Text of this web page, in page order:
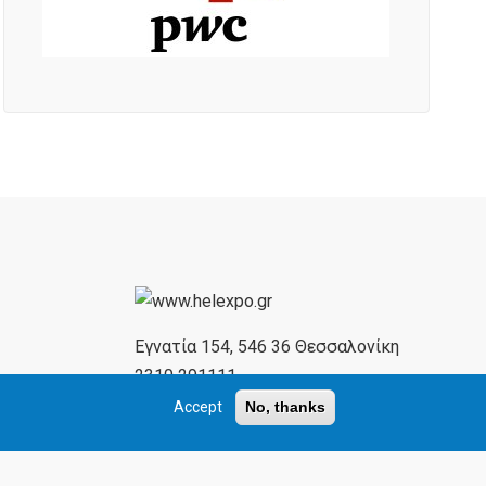
Εγνατία 154, 546 36 Θεσσαλονίκη
2310 291111
2310 284732
Accept No, thanks